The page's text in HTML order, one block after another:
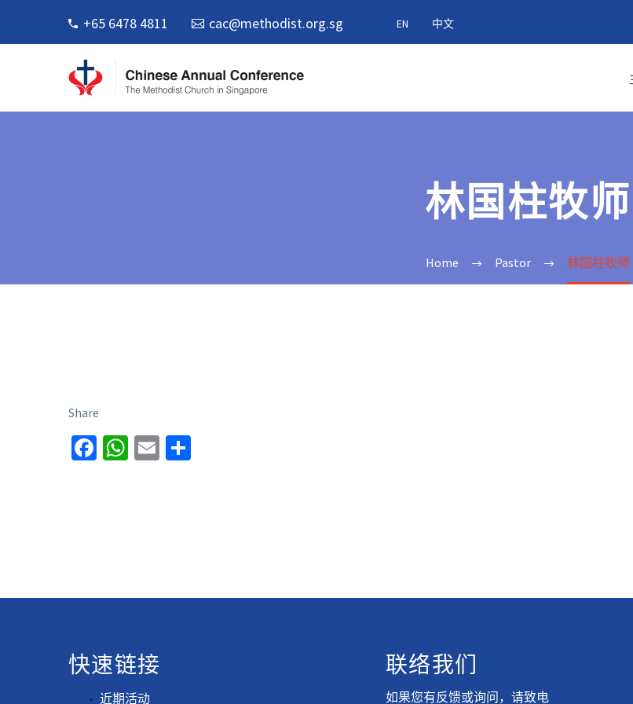
+65 6478 4811 cac@methodist.org.sg EN 中文
林国柱牧师
Home Pastor 林国柱牧师
Share
Facebook
WhatsApp
Email
快速链接
近期活动
联络我们
如果您有反馈或询问，请致电